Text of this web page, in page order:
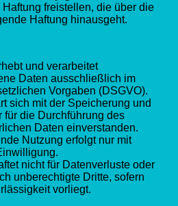
freistellen, die über die
Haftung hinausgeht.
und verarbeitet
Daten ausschließlich im
Vorgaben (DSGVO).
sich mit der Speicherung und
für die Durchführung des
Daten einverstanden.
Nutzung erfolgt nur mit
nicht für Datenverluste oder
unberechtigte Dritte, sofern
vorliegt.